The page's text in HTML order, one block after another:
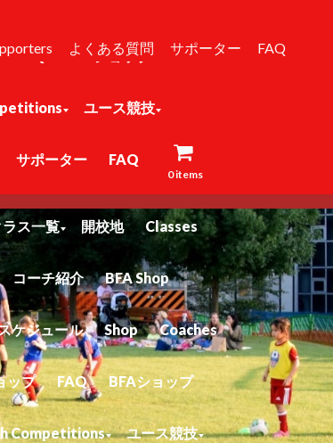
Classes
ラス一覧 開校地 Classes
コーチ紹介 BFA Shop
ケジュール Shop Coaches
ップ FAQ BFAショップ
Competitions ユース競技
FAQ BFAショップ
ユース競技
サポーター FAQ
0 items
よくある質問 サポーター FAQ